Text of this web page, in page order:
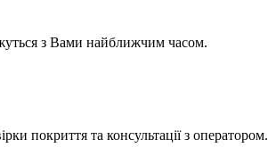
з Вами найближчим часом.
покриття та консультації з оператором.